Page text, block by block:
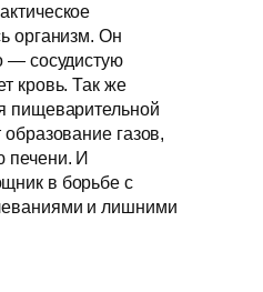
организм. Он
— сосудистую
кровь. Так же
пищеварительной
газов,
печени. И
в борьбе с
и лишними